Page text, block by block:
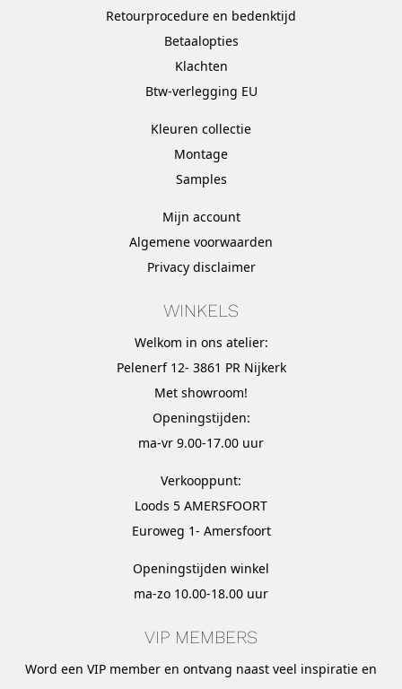
Retourprocedure en bedenktijd
Betaalopties
Klachten
Btw-verlegging EU
Kleuren collectie
Montage
Samples
Mijn account
Algemene voorwaarden
Privacy disclaimer
WINKELS
Welkom in ons atelier:
Pelenerf 12- 3861 PR Nijkerk
Met showroom!
Openingstijden:
ma-vr 9.00-17.00 uur
Verkooppunt:
Loods 5 AMERSFOORT
Euroweg 1- Amersfoort
Openingstijden winkel
ma-zo 10.00-18.00 uur
VIP MEMBERS
Word een VIP member en ontvang naast veel inspiratie en